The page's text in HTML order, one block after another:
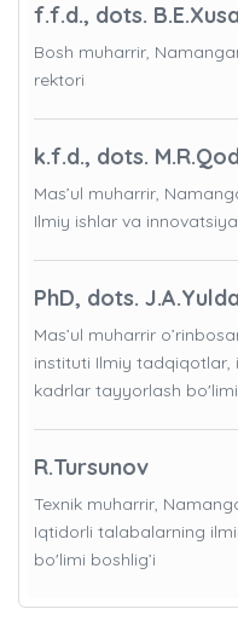
f.f.d., dots.
Bosh muharrir,
rektori
k.f.d., dots.
Mas’ul muharrir,
Ilmiy ishlar va
PhD, dots.
Mas’ul muharrir
instituti Ilmiy
kadrlar tayyorlash bo'limi
R.Tursunov
Texnik muharrir,
Iqtidorli talabalarning
bo'limi boshlig’i